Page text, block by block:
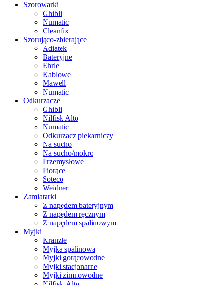
Szorowarki
Ghibli
Numatic
Cleanfix
Szorująco-zbierające
Adiatek
Bateryjne
Ehrle
Kablowe
Mawell
Numatic
Odkurzacze
Ghibli
Nilfisk Alto
Numatic
Odkurzacz piekarniczy
Na sucho
Na sucho/mokro
Przemysłowe
Piorące
Soteco
Weidner
Zamiatarki
Z napędem bateryjnym
Z napędem ręcznym
Z napędem spalinowym
Myjki
Kranzle
Myjka spalinowa
Myjki gorącowodne
Myjki stacjonarne
Myjki zimnowodne